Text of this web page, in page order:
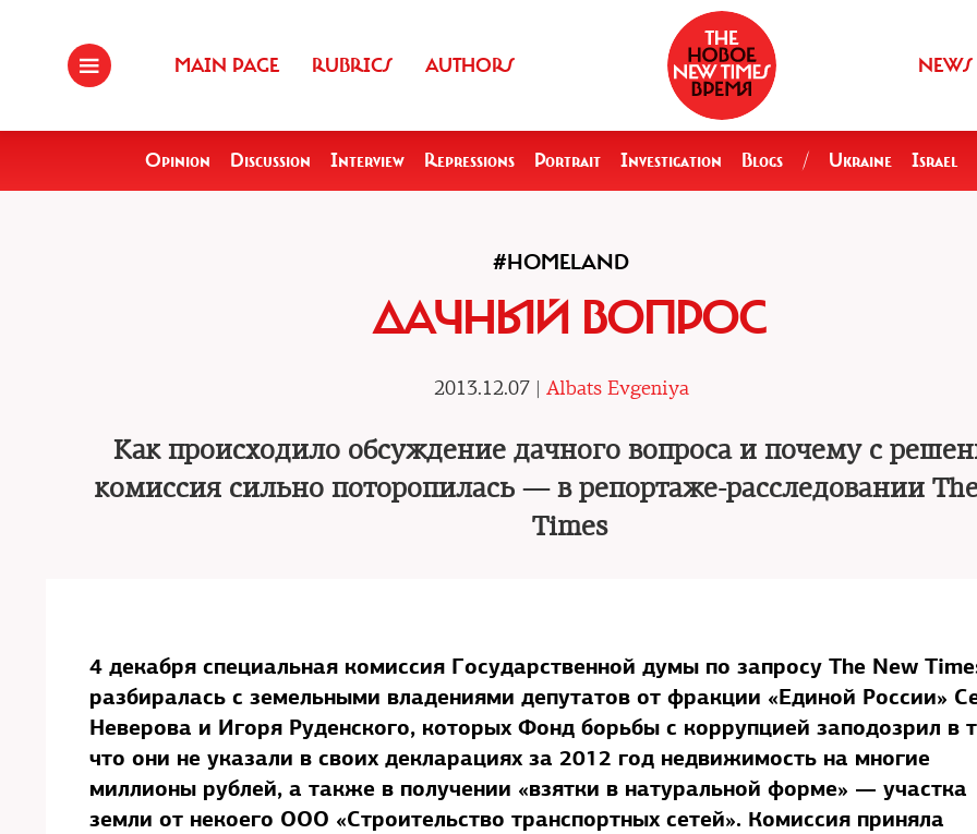
MAIN PAGE RUBRICS AUTHORS NEWS
Opinion Discussion Interview Repressions Portrait Investigation Blogs / Ukraine Israel
#HOMELAND
ДАЧНЫЙ ВОПРОС
2013.12.07 | Albats Evgeniya
Как происходило обсуждение дачного вопроса и почему с
комиссия сильно поторопилась — в репортаже-расследовании
Times
4 декабря специальная комиссия Государственной думы по запросу The New
разбиралась с земельными владениями депутатов от фракции «Единой России»
Неверова и Игоря Руденского, которых Фонд борьбы с коррупцией заподозрил в
что они не указали в своих декларациях за 2012 год недвижимость на многие
миллионы рублей, а также в получении «взятки в натуральной форме» — участка
земли от некоего ООО «Строительство транспортных сетей». Комиссия приняла